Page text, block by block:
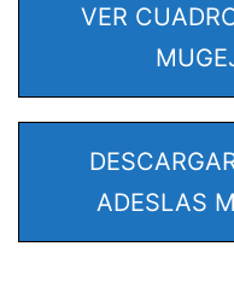
VER
ADESLAS